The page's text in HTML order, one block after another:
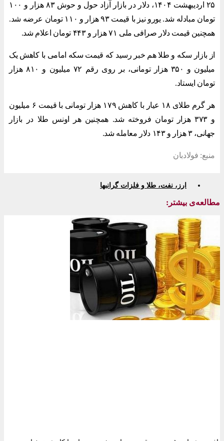
۲۵ اردیبهشت ۱۴۰۴، دلار در بازار آزاد حول و حوش ۸۳ هزار و ۱۰۰
تومان مبادله شد. یورو نیز با قیمت ۹۳ هزار و ۱۱۰ تومان عرضه شد.
همچنین قیمت دلار صرافی ملی ۷۱ هزار و ۴۴۳ تومان اعلام شد.
از بازار سکه و طلا هم خبر رسید که قیمت سکه امامی با کاهش یک
میلیون و ۳۵۰ هزار تومانی، بر روی رقم ۷۲ میلیون و ۸۱۰ هزار
تومان ایستاد.
هر گرم طلای ۱۸ عیار با کاهش ۱۷۹ هزار تومانی با قیمت ۶ میلیون
و ۳۷۳ هزار تومان فروخته شد. همچنین هر اونس طلا در بازار
جهانی، ۳ هزار و ۱۴۳ دلار معامله شد.
منبع: فولادبان
ارز، نفت، طلا و فلزات گرانبها
مطالعه‌ی بیشتر: